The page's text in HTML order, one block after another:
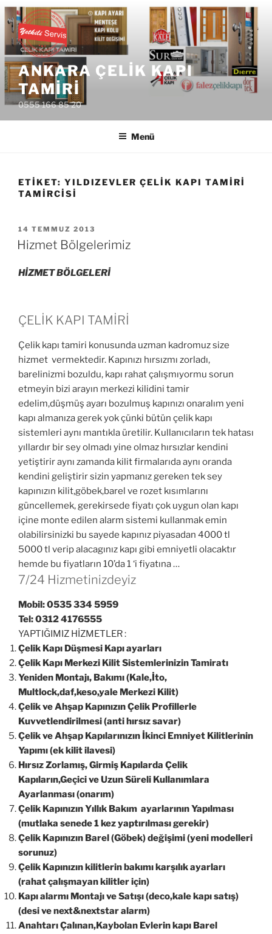
İçeriğe
geç
ANKARA ÇELIK KAPI
TAMIRI
0555 166 85 20
Menü
ETIKET: YILDIZEVLER ÇELIK KAPI TAMIRI
TAMIRCISI
YAYIM
TARIHI
14 TEMMUZ 2013
Hizmet Bölgelerimiz
HİZMET BÖLGELERİ
ÇELİK KAPI TAMİRİ
Çelik kapı tamiri konusunda uzman kadromuz size
hizmet vermektedir. Kapınızı hırsızmı zorladı,
barelinizmi bozuldu, kapı rahat çalışmıyormu sorun
etmeyin bizi arayın merkezi kilidini tamir
edelim,düşmüş ayarı bozulmuş kapınızı onaralım yeni
kapı almanıza gerek yok çünki bütün çelik kapı
sistemleri aynı mantıkla üretilir. Kullanıcıların tek hatası
yıllardır bir sey olmadı yine olmaz hırsızlar kendini
yetiştirir aynı zamanda kilit firmalarıda aynı oranda
kendini geliştirir sizin yapmanız gereken tek sey
kapınızın kilit,göbek,barel ve rozet kısımlarını
güncellemek, gerekirsede fiyatı çok uygun olan kapı
içine monte edilen alarm sistemi kullanmak emin
olabilirsinizki bu sayede kapınız piyasadan 4000 tl
5000 tl verip alacagınız kapı gibi emniyetli olacaktır
hemde bu fiyatların 10’da 1 ‘i fiyatına …
7/24 Hizmetinizdeyiz
Mobil: 0535 334 5959
Tel: 0312 4176555
YAPTIĞIMIZ HİZMETLER :
Çelik Kapı Düşmesi Kapı ayarları
Çelik Kapı Merkezi Kilit Sistemlerinizin Tamiratı
Yeniden Montajı, Bakımı (Kale,İto,
Multlock,daf,keso,yale Merkezi Kilit)
Çelik ve Ahşap Kapınızın Çelik Profillerle
Kuvvetlendirilmesi (anti hırsız savar)
Çelik ve Ahşap Kapılarınızın İkinci Emniyet Kilitlerinin
Yapımı (ek kilit ilavesi)
Hırsız Zorlamış, Girmiş Kapılarda Çelik
Kapıların,Geçici ve Uzun Süreli Kullanımlara
Ayarlanması (onarım)
Çelik Kapınızın Yıllık Bakım ayarlarının Yapılması
(mutlaka senede 1 kez yaptırılması gerekir)
Çelik Kapınızın Barel (Göbek) değişimi (yeni modelleri
sorunuz)
Çelik Kapınızın kilitlerin bakımı karşılık ayarları
(rahat çalışmayan kilitler için)
Kapı alarmı Montajı ve Satışı (deco,kale kapı satış)
(desi ve next&nextstar alarm)
Anahtarı Çalınan,Kaybolan Evlerin kapı Barel